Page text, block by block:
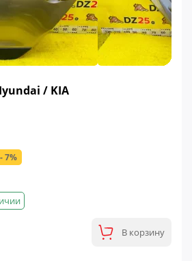
/ KIA
- 7%
В корзину